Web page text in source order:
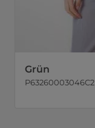
Grün
P63260003046C2